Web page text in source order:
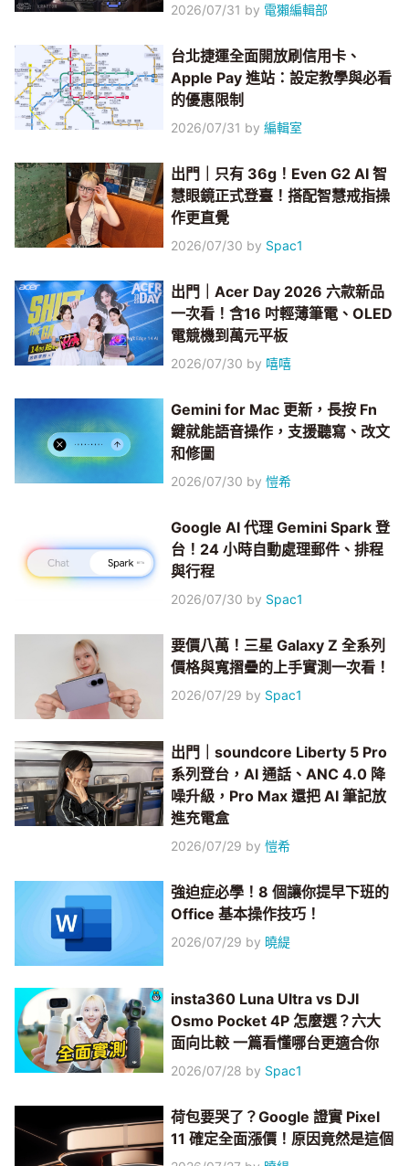
2026/07/31 by 電獺編輯部
台北捷運全面開放刷信用卡、
Apple Pay 進站：設定教學與必看
的優惠限制
2026/07/31 by編輯室
出門｜只有 36g！Even G2 AI 智
慧眼鏡正式登臺！搭配智慧戒指操
作更直覺
2026/07/30 by Spac1
出門｜Acer Day 2026 六款新品
一次看！含16 吋輕薄筆電、OLED
電競機到萬元平板
2026/07/30 by 嘻嘻
Gemini for Mac 更新，長按 Fn
鍵就能語音操作，支援聽寫、改文
和修圖
2026/07/30 by愷希
Google AI 代理 Gemini Spark 登
台！24 小時自動處理郵件、排程
與行程
2026/07/30 by Spac1
要價八萬！三星 Galaxy Z 全系列
價格與寬摺疊的上手實測一次看！
2026/07/29 by Spac1
出門｜soundcore Liberty 5 Pro
系列登台，AI 通話、ANC 4.0 降
噪升級，Pro Max 還把 AI 筆記放
進充電盒
2026/07/29 by愷希
強迫症必學！8 個讓你提早下班的
Office 基本操作技巧！
2026/07/29 by 曉緹
insta360 Luna Ultra vs DJI
Osmo Pocket 4P 怎麼選？六大
面向比較 一篇看懂哪台更適合你
2026/07/28 by Spac1
荷包要哭了？Google 證實 Pixel
11 確定全面漲價！原因竟然是這個